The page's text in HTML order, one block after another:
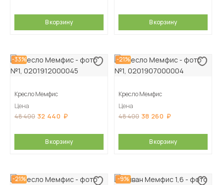
В корзину В корзину
-33%
Кресло Мемфис
Цена
48 400 32 440
В корзину
-21%
Кресло Мемфис
Цена
48 400 38 260
В корзину
-21% -9%